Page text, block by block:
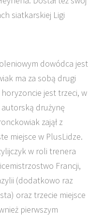
siatkarskiej Ligi
dowódca jest
ma za sobą drugi
jest trzeci, w
drużynę
zajął z
miejsce w PlusLidze.
w roli trenera
Francji,
(dodatkowo raz
oraz trzecie miejsce
pierwszym